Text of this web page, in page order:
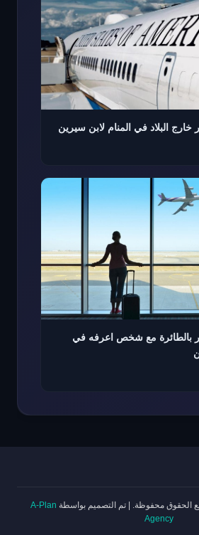
البلاد في المنام لابن سيرين
بالطائرة مع شخص اعرفه في
|تم التصميم بواسطة A-Plan
Agency